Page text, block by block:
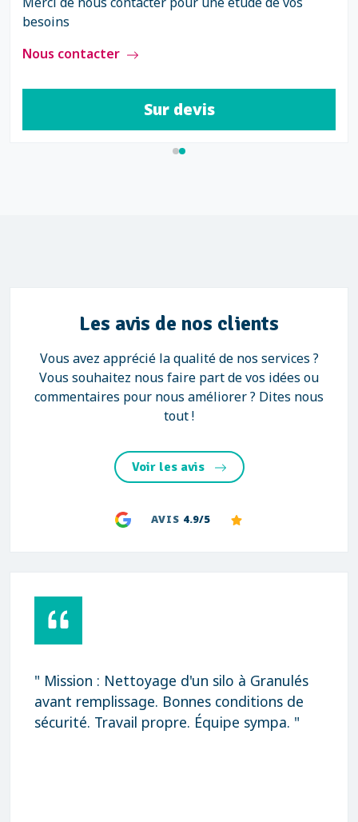
besoins
Nous contacter
Sur devis
Les avis de nos clients
Vous avez apprécié la qualité de nos services ?
Vous souhaitez nous faire part de vos idées ou
commentaires pour nous améliorer ? Dites nous
tout !
Voir les avis
AVIS 4.9/5
" Mission : Nettoyage d'un silo à Granulés
avant remplissage. Bonnes conditions de
sécurité. Travail propre. Équipe sympa. "